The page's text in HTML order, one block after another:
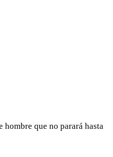
que no parará hasta